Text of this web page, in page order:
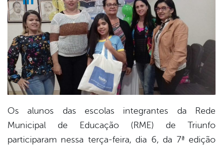
Os alunos das escolas integrantes da Rede
Municipal de Educação (RME) de Triunfo
participaram nessa terça-feira, dia 6, da 7ª edição
Twitter
Linkedin